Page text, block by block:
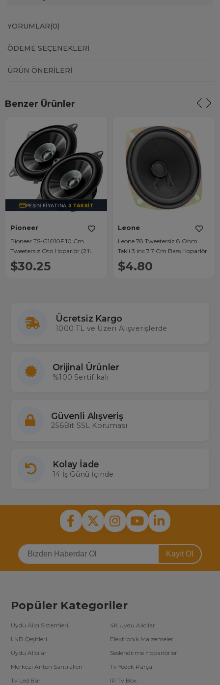
YORUMLAR(0)
ÖDEME SEÇENEKLERI
ÜRÜN ÖNERILERI
Benzer Ürünler
PEŞIN FIYATINA3 TAKSIT
Pioneer
Pioneer TS-G1010F 10 Cm
Tweetersız Oto Hoparlör (2'li
Takım)
$30.25
Leone
Leone 78 Tweetersiz 8 Ohm
Tekli 3 inc 7.7 Cm Bass Hoparlör
$4.80
Ücretsiz Kargo
1000 TL ve Üzeri Alışverişlerde
Orijinal Ürünler
%100 Sertifikalı
Güvenli Alışveriş
256Bit SSL Koruması
Kolay İade
14 İş Günü İçinde
Kayıt Ol
Popüler Kategoriler
Uydu Alıcı Sistemleri
4K Uydu Alıcılar
LNB Çeşitleri
Elektronik Malzemeler
Uydu Alıcılar
Seslendirme Hoparlörleri
Merkezi Anten Santralleri
Tv Yedek Parça
Tv Led Bar
IP Tv Box